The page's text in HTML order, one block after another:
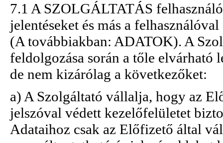
7.1 A SZOLGÁLTATÁS
jelentéseket és más a
(A továbbiakban: ADATOK). A
feldolgozása során a tőle elvárható
de nem kizárólag a következőket:
a) A Szolgáltató vállalja, hogy az
jelszóval védett kezelőfelületet
Adataihoz csak az Előfizető által